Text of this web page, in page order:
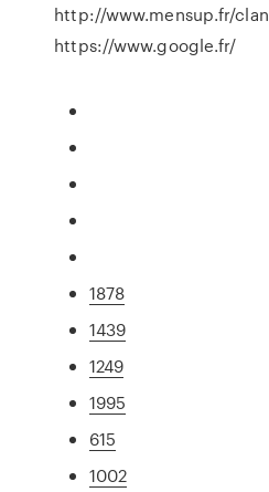
http://www.mensup.fr/
https://www.google.fr/
1878
1439
1249
1995
615
1002